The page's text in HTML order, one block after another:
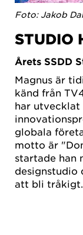
Foto: Jakob
STUDIO
Årets SSDD
Magnus är
känd från
har utvecklat
globala
motto är
startade han
designstudio
att bli tråkigt.